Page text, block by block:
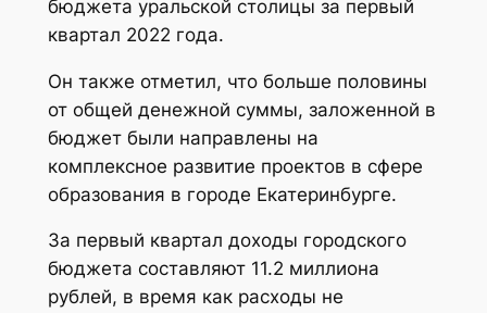
бюджета уральской столицы за первый
квартал 2022 года.
Он также отметил, что больше половины
от общей денежной суммы, заложенной в
бюджет были направлены на
комплексное развитие проектов в сфере
образования в городе Екатеринбурге.
За первый квартал доходы городского
бюджета составляют 11.2 миллиона
рублей, в время как расходы не